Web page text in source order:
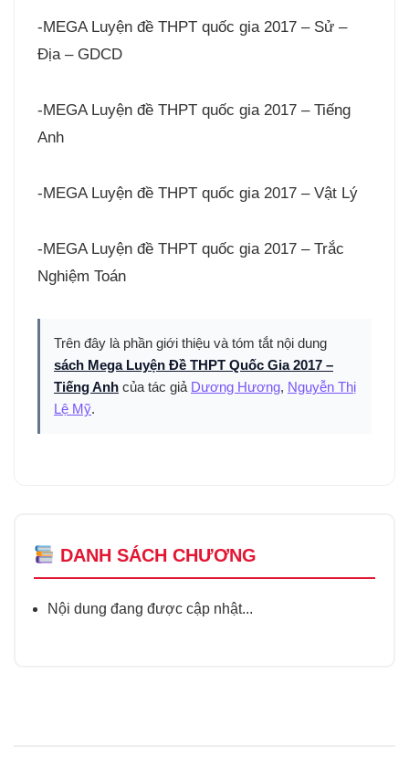
-MEGA Luyện đề THPT quốc gia 2017 – Sử –
Địa – GDCD
-MEGA Luyện đề THPT quốc gia 2017 – Tiếng
Anh
-MEGA Luyện đề THPT quốc gia 2017 – Vật Lý
-MEGA Luyện đề THPT quốc gia 2017 – Trắc
Nghiệm Toán
Trên đây là phần giới thiệu và tóm tắt nội dung
sách Mega Luyện Đề THPT Quốc Gia 2017 –
Tiếng Anh của tác giả Dương Hương, Nguyễn Thị
Lệ Mỹ.
DANH SÁCH CHƯƠNG
Nội dung đang được cập nhật...